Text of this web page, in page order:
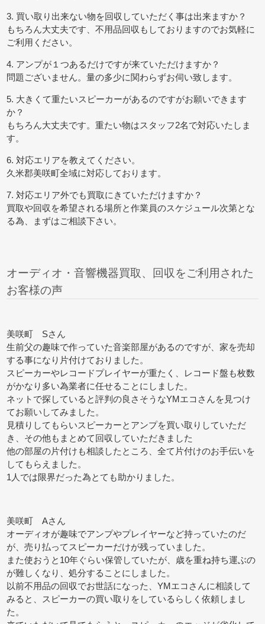
3. 買い取り出来ない物を回収していただく事は出来ますか？
もちろん大丈夫です、不用品回収もしておりますのでお気軽に
ご利用ください。
4. アンプが１つあるだけですが来ていただけますか？
問題ございません。量の多少に関わらずお伺い致します。
5. 大きくて重たいスピーカーがあるのですがお願いできます
か？
もちろん大丈夫です。重たい物はスタッフ2名で対応いたしま
す。
6. 対応エリアを教えてください。
久米郡美咲町全域に対応しております。
7. 対応エリア外でも買取にきていただけますか？
買取や回収を希望される場所と作業員のスケジュール次第とな
る為、まずはご相談下さい。
オーディオ・音響機器買取、回収をご利用された
お客様の声
美咲町 Sさん
生前父の趣味で作っていた音楽部屋があるのですが、家を売却
する事になり片付けておりました。
スピーカーやレコードプレイヤーが重たく、レコード盤も枚数
がかなり多い為業者に任せることにしました。
ネットで探していると評判の良さそうなYMエコさんを見つけ
てお願いしてみました。
見積りしてもらいスピーカーとアンプを買い取りしていただ
き、その他もまとめて回収していただきました
他の部屋の片付けも相談したところ、全て片付けのお手伝いを
してもらえました。
1人では限界だった為とても助かりました。
美咲町 Aさん
オーディオが趣味でアンプやプレイヤーなど持っていたのだ
が、売り払ってスピーカーだけが残っていました。
また使おうと10年ぐらい保管していたが、歳を重ね持ち運ぶの
が難しくなり、処分することにしました。
以前不用品の回収でお世話になった、YMエコさんに相談して
みると、スピーカーの買い取りをしているらしく依頼しまし
た。